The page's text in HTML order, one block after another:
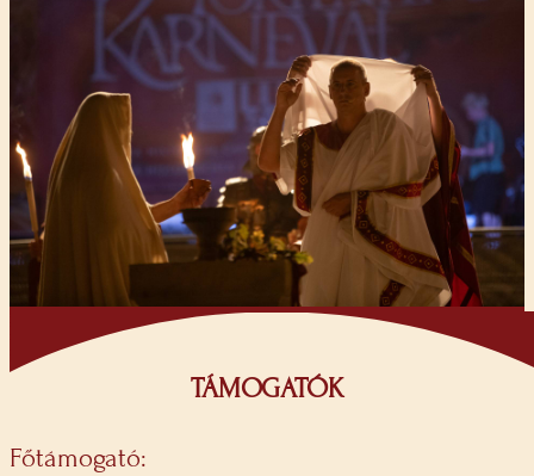
TÁMOGATÓK
Főtámogató: